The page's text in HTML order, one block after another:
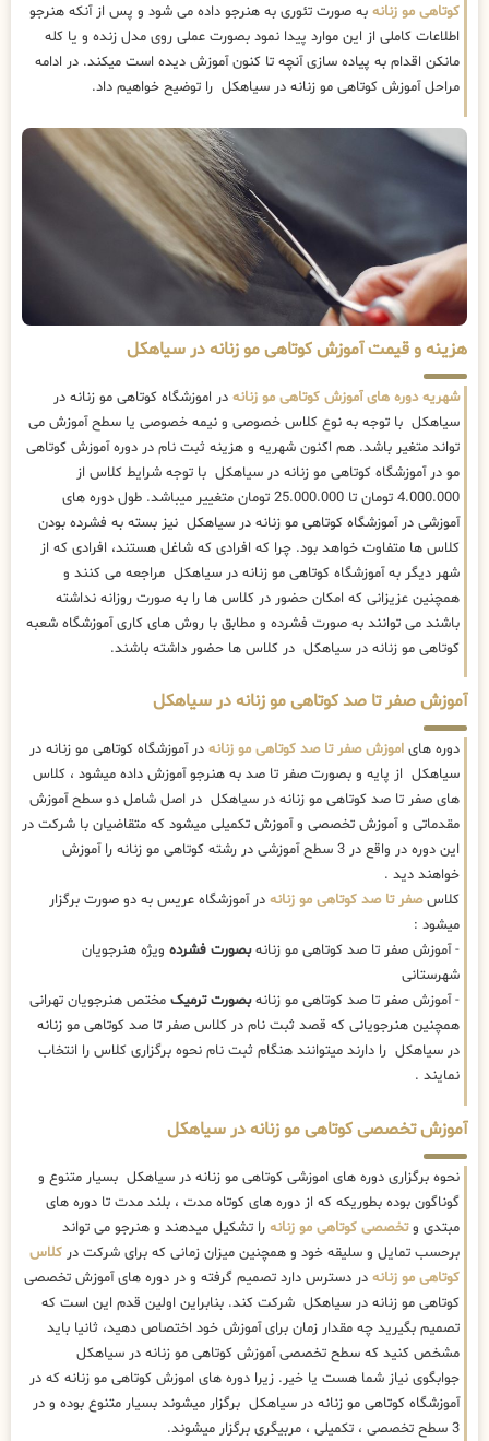
کوتاهی مو زنانه به صورت تئوری به هنرجو داده می شود و پس از آنکه هنرجو
اطلاعات کاملی از این موارد پیدا نمود بصورت عملی روی مدل زنده و یا کله
مانکن اقدام به پیاده سازی آنچه تا کنون آموزش دیده است میکند. در ادامه
مراحل آموزش کوتاهی مو زنانه در سیاهکل را توضیح خواهیم داد.
هزینه و قیمت آموزش کوتاهی مو زنانه در سیاهکل
شهریه دوره های آموزش کوتاهی مو زنانه در اموزشگاه کوتاهی مو زنانه در
سیاهکل با توجه به نوع کلاس خصوصی و نیمه خصوصی یا سطح آموزش می
تواند متغیر باشد. هم اکنون شهریه و هزینه ثبت نام در دوره آموزش کوتاهی
مو در آموزشگاه کوتاهی مو زنانه در سیاهکل با توجه شرایط کلاس از
4.000.000 تومان تا 25.000.000 تومان متغییر میباشد. طول دوره های
آموزشی در آموزشگاه کوتاهی مو زنانه در سیاهکل نیز بسته به فشرده بودن
کلاس ها متفاوت خواهد بود. چرا که افرادی که شاغل هستند، افرادی که از
شهر دیگر به آموزشگاه کوتاهی مو زنانه در سیاهکل مراجعه می کنند و
همچنین عزیزانی که امکان حضور در کلاس ها را به صورت روزانه نداشته
باشند می توانند به صورت فشرده و مطابق با روش های کاری آموزشگاه شعبه
کوتاهی مو زنانه در سیاهکل در کلاس ها حضور داشته باشند.
آموزش صفر تا صد کوتاهی مو زنانه در سیاهکل
دوره های اموزش صفر تا صد کوتاهی مو زنانه در آموزشگاه کوتاهی مو زنانه در
سیاهکل از پایه و بصورت صفر تا صد به هنرجو آموزش داده میشود ، کلاس
های صفر تا صد کوتاهی مو زنانه در سیاهکل در اصل شامل دو سطح آموزش
مقدماتی و آموزش تخصصی و آموزش تکمیلی میشود که متقاضیان با شرکت در
این دوره در واقع در 3 سطح آموزشی در رشته کوتاهی مو زنانه را آموزش
خواهند دید .
کلاسصفر تا صد کوتاهی مو زنانه در آموزشگاه عریس به دو صورت برگزار
میشود :
- آموزش صفر تا صد کوتاهی مو زنانهبصورت فشرده ویژه هنرجویان
شهرستانی
- آموزش صفر تا صد کوتاهی مو زنانهبصورت ترمیک مختص هنرجویان تهرانی
همچنین هنرجویانی که قصد ثبت نام در کلاس صفر تا صد کوتاهی مو زنانه
در سیاهکل را دارند میتوانند هنگام ثبت نام نحوه برگزاری کلاس را انتخاب
نمایند .
آموزش تخصصی کوتاهی مو زنانه در سیاهکل
نحوه برگزاری دوره های اموزشی کوتاهی مو زنانه در سیاهکل بسیار متنوع و
گوناگون بوده بطوریکه که از دوره های کوتاه مدت ، بلند مدت تا دوره های
مبتدی وتخصصی کوتاهی مو زنانه را تشکیل میدهند و هنرجو می تواند
برحسب تمایل و سلیقه خود و همچنین میزان زمانی که برای شرکت در کلاس
کوتاهی مو زنانه در دسترس دارد تصمیم گرفته و در دوره های آموزش تخصصی
کوتاهی مو زنانه در سیاهکل شرکت کند. بنابراین اولین قدم این است که
تصمیم بگیرید چه مقدار زمان برای آموزش خود اختصاص دهید، ثانیا باید
مشخص کنید که سطح تخصصی آموزش کوتاهی مو زنانه در سیاهکل
جوابگوی نیاز شما هست یا خیر. زیرا دوره های اموزش کوتاهی مو زنانه که در
آموزشگاه کوتاهی مو زنانه در سیاهکل برگزار میشوند بسیار متنوع بوده و در
3 سطح تخصصی ، تکمیلی ، مربیگری برگزار میشوند.